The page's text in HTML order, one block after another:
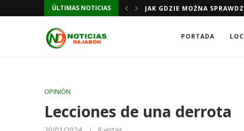
ÚLTIMAS NOTICIAS JAK GDZIE MOŻNA
PORTADA
OPINIÓN
Lecciones de una derrota